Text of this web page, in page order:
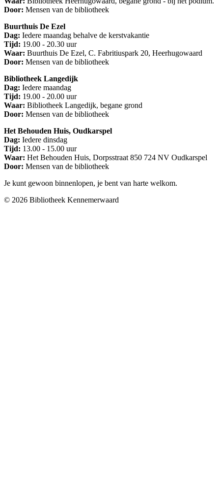
Door: Mensen van de bibliotheek
Buurthuis De Ezel
Dag: Iedere maandag behalve de kerstvakantie
Tijd: 19.00 - 20.30 uur
Waar: Buurthuis De Ezel, C. Fabritiuspark 20, Heerhugowaard
Door: Mensen van de bibliotheek
Bibliotheek Langedijk
Dag: Iedere maandag
Tijd: 19.00 - 20.00 uur
Waar: Bibliotheek Langedijk, begane grond
Door: Mensen van de bibliotheek
Het Behouden Huis, Oudkarspel
Dag: Iedere dinsdag
Tijd: 13.00 - 15.00 uur
Waar: Het Behouden Huis, Dorpsstraat 850 724 NV Oudkarspel​
Door: Mensen van de bibliotheek
Je kunt gewoon binnenlopen, je bent van harte welkom.
© 2026 Bibliotheek Kennemerwaard